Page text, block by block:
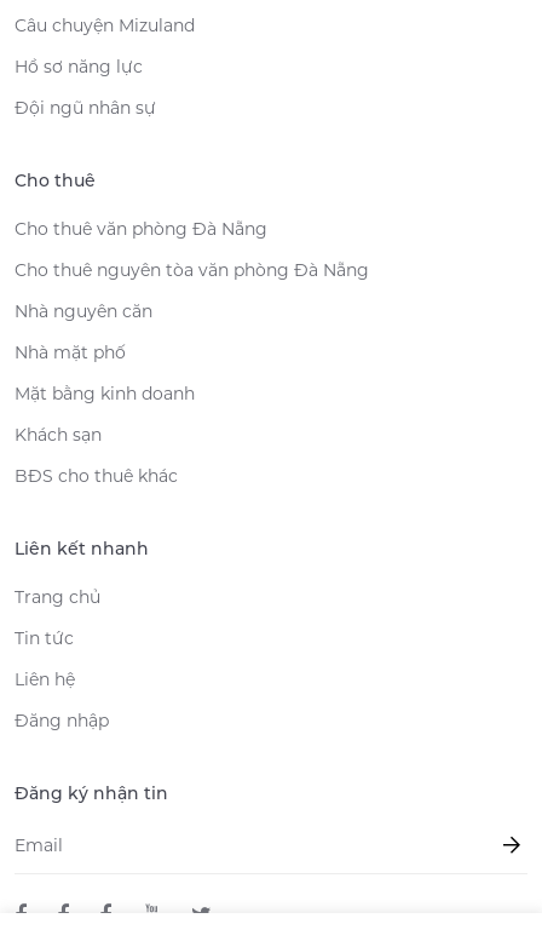
Câu chuyện Mizuland
Hồ sơ năng lực
Đội ngũ nhân sự
Cho thuê
Cho thuê văn phòng Đà Nẵng
Cho thuê nguyên tòa văn phòng Đà Nẵng
Nhà nguyên căn
Nhà mặt phố
Mặt bằng kinh doanh
Khách sạn
BĐS cho thuê khác
Liên kết nhanh
Trang chủ
Tin tức
Liên hệ
Đăng nhập
Đăng ký nhận tin
Email